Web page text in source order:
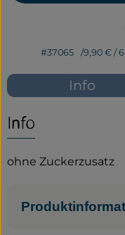
Neues vom Hof
#37065 9,90 €/
Info
Info
ohne Zuckerzusatz